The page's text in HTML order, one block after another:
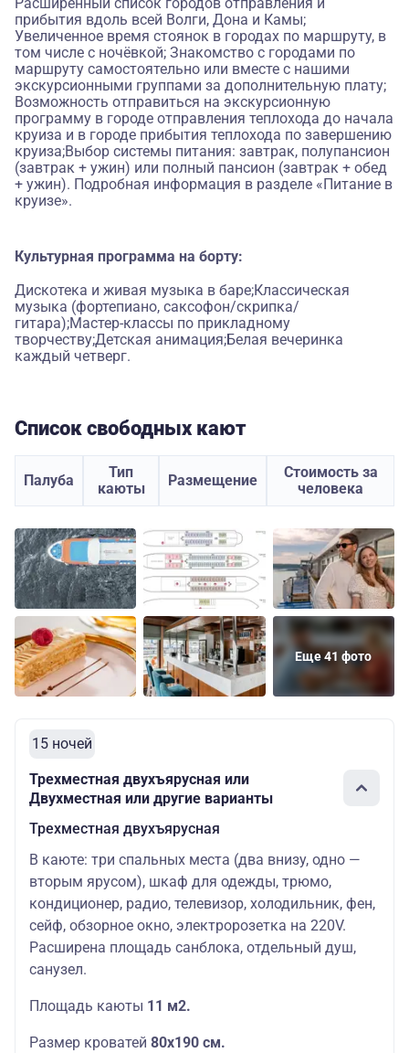
Расширенный список городов отправления и
прибытия вдоль всей Волги, Дона и Камы;
Увеличенное время стоянок в городах по маршруту, в
том числе с ночёвкой; Знакомство с городами по
маршруту самостоятельно или вместе с нашими
экскурсионными группами за дополнительную плату;
Возможность отправиться на экскурсионную
программу в городе отправления теплохода до начала
круиза и в городе прибытия теплохода по завершению
круиза;Выбор системы питания: завтрак, полупансион
(завтрак + ужин) или полный пансион (завтрак + обед
+ ужин). Подробная информация в разделе «Питание в
круизе».
Культурная программа на борту:
Дискотека и живая музыка в баре;Классическая
музыка (фортепиано, саксофон/скрипка/
гитара);Мастер-классы по прикладному
творчеству;Детская анимация;Белая вечеринка
каждый четверг.
Список свободных кают
Палуба
Тип
каюты
Размещение
Стоимость за
человека
Еще 41 фото
15 ночей
Трехместная двухъярусная или
Двухместная или другие варианты
Трехместная двухъярусная
В каюте: три спальных места (два внизу, одно —
вторым ярусом), шкаф для одежды, трюмо,
кондиционер, радио, телевизор, холодильник, фен,
сейф, обзорное окно, электророзетка на 220V.
Расширена площадь санблока, отдельный душ,
санузел.
Площадь каюты 11 м2.
Размер кроватей 80х190 см.